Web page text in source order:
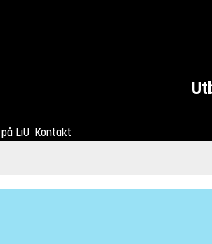
LiU Kontakt